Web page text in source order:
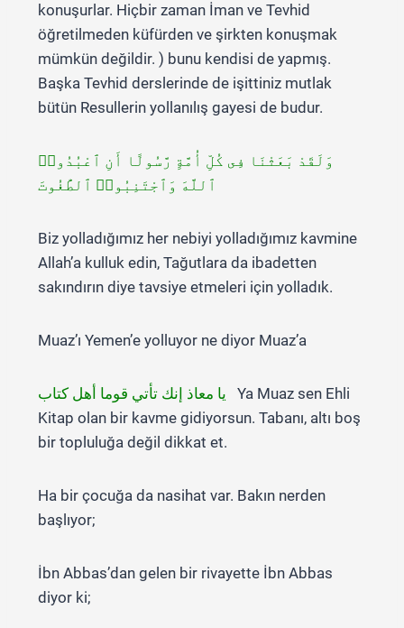
konuşurlar. Hiçbir zaman İman ve Tevhid
öğretilmeden küfürden ve şirkten konuşmak
mümkün değildir. ) bunu kendisi de yapmış.
Başka Tevhid derslerinde de işittiniz mutlak
bütün Resullerin yollanılış gayesi de budur.
وَلَقَدْ بَعَثْنَا فِى كُلِّ أُمَّةٍ رَّسُولًا أَنِ ٱعْبُدُوا۟
ٱللَّهَ وَٱجْتَنِبُوا۟ ٱلطَّٰغُوتَ
Biz yolladığımız her nebiyi yolladığımız kavmine
Allah’a kulluk edin, Tağutlara da ibadetten
sakındırın diye tavsiye etmeleri için yolladık.
Muaz’ı Yemen’e yolluyor ne diyor Muaz’a
Ya Muaz sen Ehli
Kitap olan bir kavme gidiyorsun. Tabanı, altı boş
bir topluluğa değil dikkat et.
Ha bir çocuğa da nasihat var. Bakın nerden
başlıyor;
İbn Abbas’dan gelen bir rivayette İbn Abbas
diyor ki;